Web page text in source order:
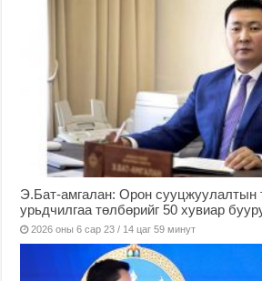
Э.Бат-амгалан: Орон сууцжуулалтын
урьдчилгаа төлбөрийг 50 хувиар
2026 оны 6 сар 23 / 14 цаг 59 минут